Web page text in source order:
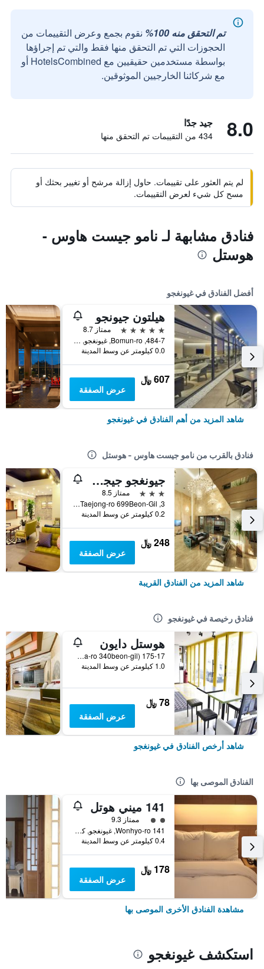
تم التحقق منه 100%
نقوم بجمع وعرض التقييمات من
الحجوزات التي تم التحقق منها فقط والتي تم إجراؤها
بواسطة مستخدمين حقيقيين مع HotelsCombined أو
مع شركائنا الخارجيين الموثوقين.
8.0 جيد جدًا
434 من التقييمات تم التحقق منها
لم يتم العثور على تقييمات. حاول إزالة مرشح أو تغيير بحثك أو
مسح كل شيء لعرض التقييمات.
فنادق مشابهة لـ نامو جيست هاوس -
هوستل
أفضل الفنادق في غيونغجو
هيلتون جيونجو
5 نجوم
ممتاز 8.7
484-7, Bomun-ro, غيونغجو, كوريا الجنوبية
0.0 كيلومتر عن وسط المدينة
607 ﷼
عرض الصفقة
شاهد المزيد من أهم الفنادق في غيونغجو
فنادق بالقرب من نامو جيست هاوس - هوستل
جيونغجو جيجي توريست هوتل
3 نجوم
ممتاز 8.5
3, Taejong-ro 699Beon-Gil, غيونغجو, كوريا الجنوبية
0.2 كيلومتر عن وسط المدينة
248 ﷼
عرض الصفقة
شاهد المزيد من الفنادق القريبة
فنادق رخيصة في غيونغجو
هوستل دايون
175-17 Seongdong-Dong (12, Wonhwa-ro 340beon-gil), غيونغجو, كوريا الجنوبية
1.0 كيلومتر عن وسط المدينة
78 ﷼
عرض الصفقة
شاهد أرخص الفنادق في غيونغجو
الفنادق الموصى بها
141 ميني هوتل
تقييم فئة 2
ممتاز 9.3
141 Wonhyo-ro, غيونغجو, كوريا الجنوبية
0.4 كيلومتر عن وسط المدينة
178 ﷼
عرض الصفقة
مشاهدة الفنادق الأخرى الموصى بها
استكشف غيونغجو